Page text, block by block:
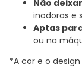
Não
inodoras e
Aptas
ou na
*A cor e o